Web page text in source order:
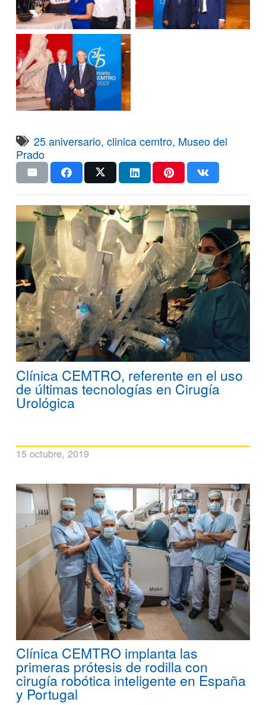
25 aniversario,clinica cemtro, Museo del
Prado
Clínica CEMTRO, referente en el uso
de últimas tecnologías en Cirugía
Urológica
15 octubre, 2019
Clínica CEMTRO implanta las
primeras prótesis de rodilla con
cirugía robótica inteligente en España
y Portugal